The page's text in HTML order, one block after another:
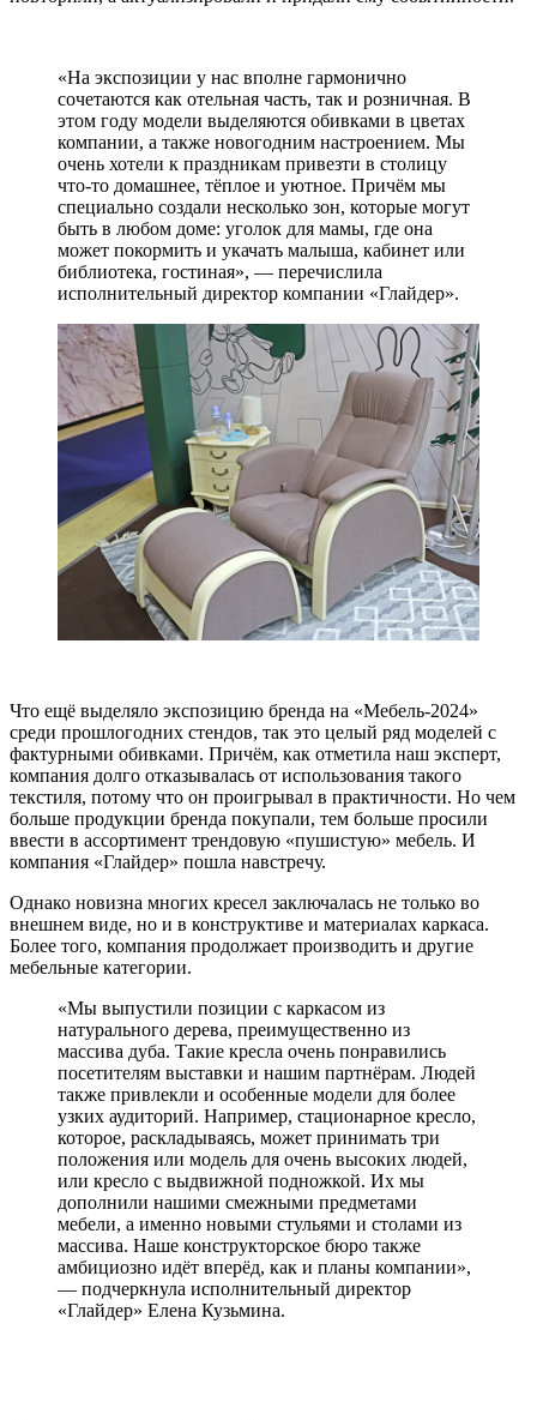
«На экспозиции у нас вполне гармонично
сочетаются как отельная часть, так и розничная. В
этом году модели выделяются обивками в цветах
компании, а также новогодним настроением. Мы
очень хотели к праздникам привезти в столицу
что-то домашнее, тёплое и уютное. Причём мы
специально создали несколько зон, которые могут
быть в любом доме: уголок для мамы, где она
может покормить и укачать малыша, кабинет или
библиотека, гостиная», — перечислила
исполнительный директор компании «Глайдер».
Что ещё выделяло экспозицию бренда на «Мебель-2024»
среди прошлогодних стендов, так это целый ряд моделей с
фактурными обивками. Причём, как отметила наш эксперт,
компания долго отказывалась от использования такого
текстиля, потому что он проигрывал в практичности. Но чем
больше продукции бренда покупали, тем больше просили
ввести в ассортимент трендовую «пушистую» мебель. И
компания «Глайдер» пошла навстречу.
Однако новизна многих кресел заключалась не только во
внешнем виде, но и в конструктиве и материалах каркаса.
Более того, компания продолжает производить и другие
мебельные категории.
«Мы выпустили позиции с каркасом из
натурального дерева, преимущественно из
массива дуба. Такие кресла очень понравились
посетителям выставки и нашим партнёрам. Людей
также привлекли и особенные модели для более
узких аудиторий. Например, стационарное кресло,
которое, раскладываясь, может принимать три
положения или модель для очень высоких людей,
или кресло с выдвижной подножкой. Их мы
дополнили нашими смежными предметами
мебели, а именно новыми стульями и столами из
массива. Наше конструкторское бюро также
амбициозно идёт вперёд, как и планы компании»,
— подчеркнула исполнительный директор
«Глайдер» Елена Кузьмина.